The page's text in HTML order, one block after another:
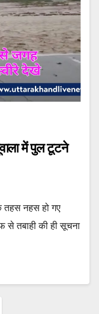
में पुल टूटने
तहस नहस हो गए
तबाही की ही सूचना